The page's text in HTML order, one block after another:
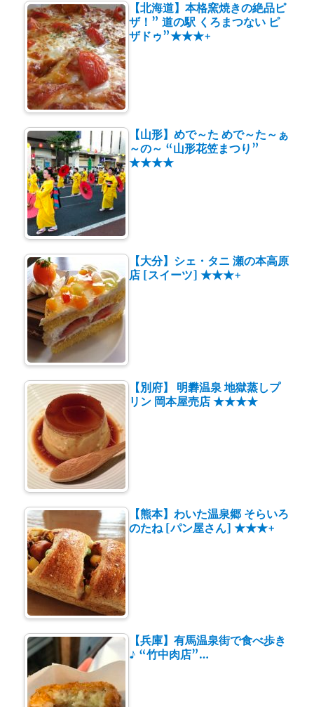
【北海道】本格窯焼きの絶品ピ
ザ！” 道の駅 くろまつない ピ
ザドゥ”★★★+
【山形】めで～た めで～た～ぁ
～の～ “山形花笠まつり”
★★★★
【大分】シェ・タニ 瀬の本高原
店 [スイーツ] ★★★+
【別府】 明礬温泉 地獄蒸しプ
リン 岡本屋売店 ★★★★
【熊本】わいた温泉郷 そらいろ
のたね [パン屋さん] ★★★+
【兵庫】有馬温泉街で食べ歩き
♪ “竹中肉店”…